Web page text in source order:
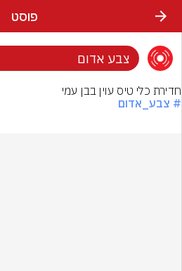
פוסט
צבע אדום
חדירת כלי טיס עוין בבן עמי
# צבע_אדום